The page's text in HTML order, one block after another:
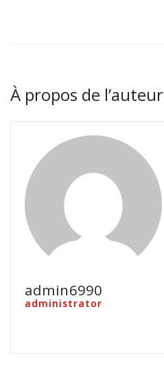
À propos de l’auteur
admin6990
administrator